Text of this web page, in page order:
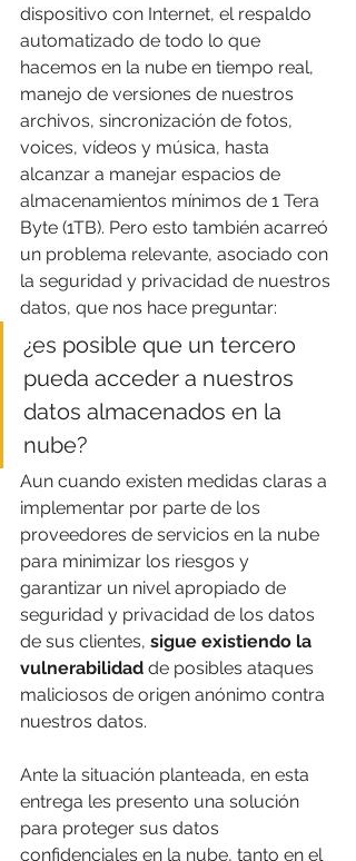
dispositivo con Internet, el respaldo
automatizado de todo lo que
hacemos en la nube en tiempo real,
manejo de versiones de nuestros
archivos, sincronización de fotos,
voices, vídeos y música, hasta
alcanzar a manejar espacios de
almacenamientos mínimos de 1 Tera
Byte (1TB). Pero esto también acarreó
un problema relevante, asociado con
la seguridad y privacidad de nuestros
datos, que nos hace preguntar:
¿es posible que un tercero
pueda acceder a nuestros
datos almacenados en la
nube?
Aun cuando existen medidas claras a
implementar por parte de los
proveedores de servicios en la nube
para minimizar los riesgos y
garantizar un nivel apropiado de
seguridad y privacidad de los datos
de sus clientes, sigue existiendo la
vulnerabilidad de posibles ataques
maliciosos de origen anónimo contra
nuestros datos.
Ante la situación planteada, en esta
entrega les presento una solución
para proteger sus datos
confidenciales en la nube, tanto en el